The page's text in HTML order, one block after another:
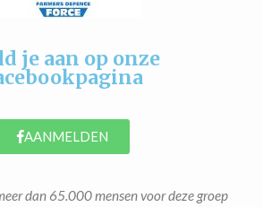
je aan op onze
AANMELDEN
dan 65.000 mensen voor deze groep